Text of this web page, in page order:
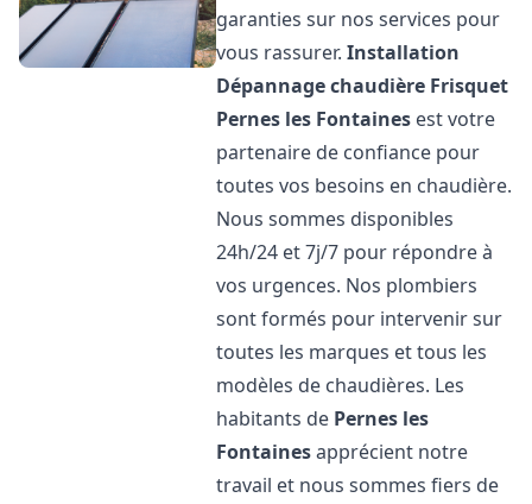
garanties sur nos services pour
vous rassurer.Installation
Dépannage chaudière Frisquet
Pernes les Fontaines est votre
partenaire de confiance pour
toutes vos besoins en chaudière.
Nous sommes disponibles
24h/24 et 7j/7 pour répondre à
vos urgences. Nos plombiers
sont formés pour intervenir sur
toutes les marques et tous les
modèles de chaudières. Les
habitants de Pernes les
Fontainesapprécient notre
travail et nous sommes fiers de